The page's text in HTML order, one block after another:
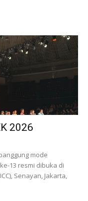
2026
mode
13 resmi dibuka di
Senayan, Jakarta,